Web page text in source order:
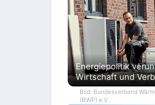
Energiepolitik
Wirtschaft und
Bild: Bundesverband
(BWP) e.V.